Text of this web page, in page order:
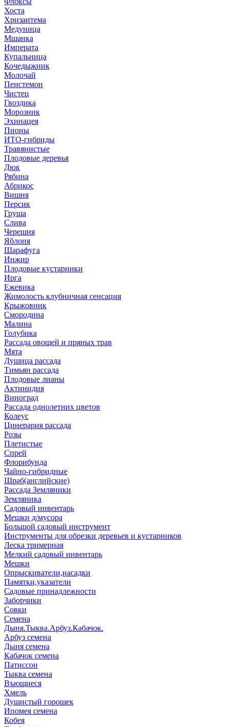
Хоста
Хризантема
Медуница
Мшанка
Императа
Купальница
Кочедыжник
Молочай
Пенстемон
Чистец
Гвоздика
Морозник
Эхинацея
Пионы
ИТО-гибриды
Травянистые
Плодовые деревья
Дюк
Рябина
Абрикос
Вишня
Персик
Груша
Слива
Черешня
Яблоня
Шарафуга
Инжир
Плодовые кустарники
Ирга
Ежевика
Жимолость клубничная сенсация
Крыжовник
Смородина
Малина
Голубика
Рассада овощей и пряных трав
Мята
Душица рассада
Тимьян рассада
Плодовые лианы
Актинидия
Виноград
Рассада однолетних цветов
Колеус
Цинерария рассада
Розы
Плетистые
Спрей
Флорибунда
Чайно-гибридные
Шраб(английские)
Рассада Земляники
Земляника
Садовый инвентарь
Мешки д/мусора
Большой садовый инструмент
Инструменты для обрезки деревьев и кустарников
Леска тримерная
Мелкий садовый инвентарь
Мешки
Опрыскиватели,насадки
Памятки,указатели
Садовые принадлежности
Заборчики
Совки
Семена
Дыня.Тыква.Арбуз.Кабачок.
Арбуз семена
Дыня семена
Кабачок семена
Патиссон
Тыква семена
Въющиеся
Хмель
Душистый горошек
Ипомея семена
Кобея